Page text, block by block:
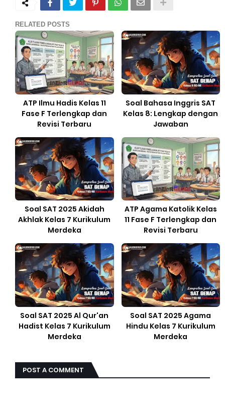
RELATED POSTS
ATP Ilmu Hadis Kelas 11
Fase F Terlengkap dan
Revisi Terbaru
Soal Bahasa Inggris SAT
Kelas 8: Lengkap dengan
Jawaban
Soal SAT 2025 Akidah
Akhlak Kelas 7 Kurikulum
Merdeka
ATP Agama Katolik Kelas
11 Fase F Terlengkap dan
Revisi Terbaru
Soal SAT 2025 Al Qur'an
Hadist Kelas 7 Kurikulum
Merdeka
Soal SAT 2025 Agama
Hindu Kelas 7 Kurikulum
Merdeka
POST A COMMENT